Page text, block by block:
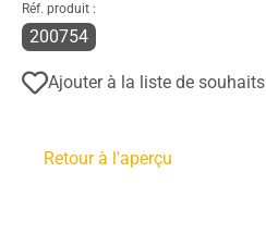
Réf. produit :
200754
Ajouter à la liste de souhaits
Retour à l'aperçu